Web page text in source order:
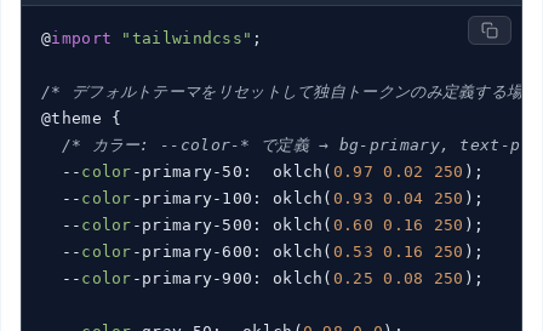
@import "tailwindcss" ;
/* デフォルトテーマをリセットして独自トークンのみ定義する場
@theme {
/* カラー: --color-* で定義 → bg-primary, text-
  --
color -primary-50:  oklch( 0.97 0.02 250 );
  --
color -primary-100: oklch( 0.93 0.04 250 );
  --
color -primary-500: oklch( 0.60 0.16 250 );
  --
color -primary-600: oklch( 0.53 0.16 250 );
  --
color -primary-900: oklch( 0.25 0.08 250 );